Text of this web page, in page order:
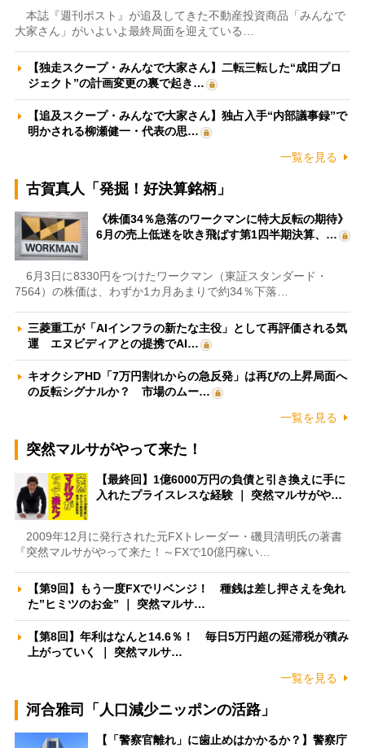
本誌『週刊ポスト』が追及してきた不動産投資商品「みんなで
大家さん」がいよいよ最終局面を迎えている…
【独走スクープ・みんなで大家さん】二転三転した“成田プロ
ジェクト”の計画変更の裏で起き…
【追及スクープ・みんなで大家さん】独占入手“内部議事録”で
明かされる柳瀬健一・代表の思…
一覧を見る
古賀真人「発掘！好決算銘柄」
《株価34％急落のワークマンに特大反転の期待》
6月の売上低迷を吹き飛ばす第1四半期決算、…
6月3日に8330円をつけたワークマン（東証スタンダード・
7564）の株価は、わずか1カ月あまりで約34％下落…
三菱重工が「AIインフラの新たな主役」として再評価される気
運 エヌビディアとの提携でAI…
キオクシアHD「7万円割れからの急反発」は再びの上昇局面へ
の反転シグナルか？ 市場のムー…
一覧を見る
突然マルサがやって来た！
【最終回】1億6000万円の負債と引き換えに手に
入れたプライスレスな経験 ｜ 突然マルサがや…
2009年12月に発行された元FXトレーダー・磯貝清明氏の著書
『突然マルサがやって来た！～FXで10億円稼い…
【第9回】もう一度FXでリベンジ！ 種銭は差し押さえを免れ
た”ヒミツのお金” ｜ 突然マルサ…
【第8回】年利はなんと14.6％！ 毎日5万円超の延滞税が積み
上がっていく ｜ 突然マルサ…
一覧を見る
河合雅司「人口減少ニッポンの活路」
【「警察官離れ」に歯止めはかかるか？】警察庁